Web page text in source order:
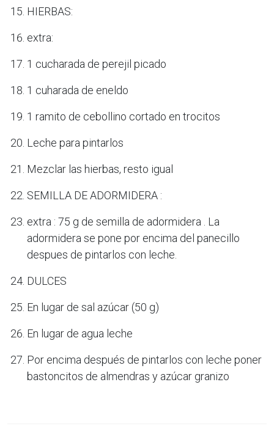
HIERBAS:
extra:
1 cucharada de perejil picado
1 cuharada de eneldo
1 ramito de cebollino cortado en trocitos
Leche para pintarlos
Mezclar las hierbas, resto igual
SEMILLA DE ADORMIDERA :
extra : 75 g de semilla de adormidera . La
adormidera se pone por encima del panecillo
despues de pintarlos con leche.
DULCES
En lugar de sal azúcar (50 g)
En lugar de agua leche
Por encima después de pintarlos con leche poner
bastoncitos de almendras y azúcar granizo